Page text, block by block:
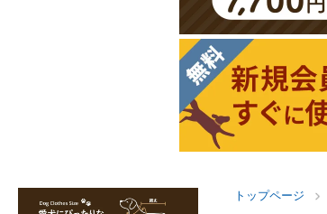
トップページ